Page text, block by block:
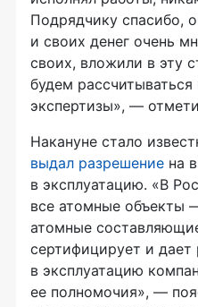
Подрядчику спасибо,
и своих денег очень
своих, вложили в эту
будем
экспертизы», —
Накануне стало
выдал разрешение на
в эксплуатацию. «В
все атомные объекты
атомные
сертифицирует и
в эксплуатацию
ее полномочия», —